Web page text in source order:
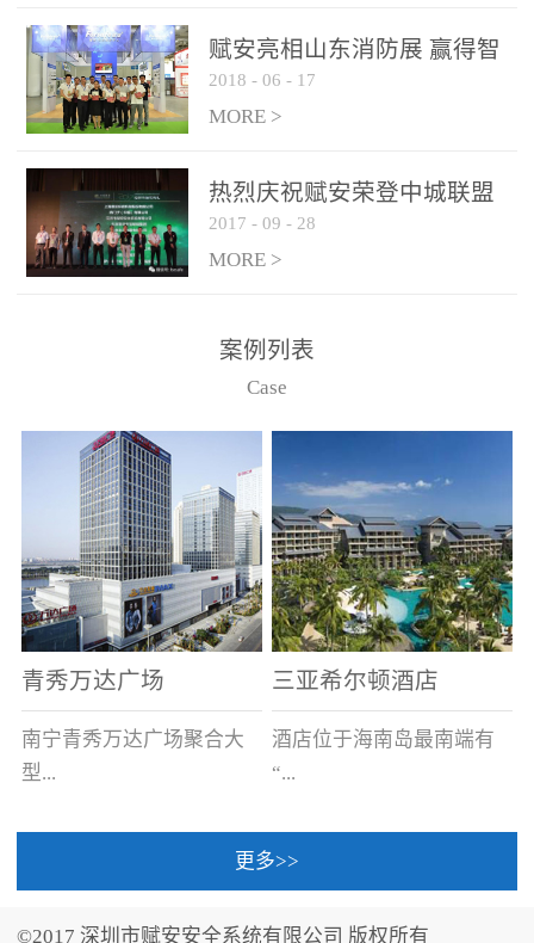
现火焰的跟踪和识别。能
更早的进行预警，达到早
报早防的效果。 系统构
成示意图： 图像型火灾
和监控端两大部分组成。
两者之间通过以太网相
联，一台监控主机最多可
从监控主机上获取，最多
只能接6台，超过的需从现
赋安亮相山东消防展 赢得智
慧消防新荣耀
2018 - 06 - 17
MORE >
热烈庆祝赋安荣登中城联盟
联合采购战略合作平台
2017 - 09 - 28
MORE >
案例列表
Case
青秀万达广场
南宁青秀万达广场聚合大
型...
三亚希尔顿酒店
酒店位于海南岛最南端有
“...
中国的海岛天堂”之美称的
更多>>
©2017 深圳市赋安安全系统有限公司 版权所有